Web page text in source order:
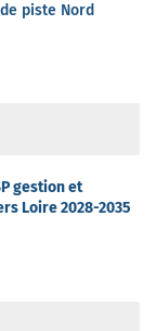
piste Nord
gestion et
Loire 2028-2035